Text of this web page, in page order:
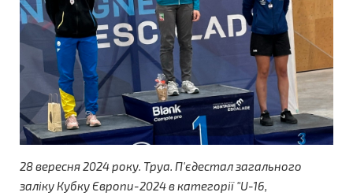
28 вересня 2024 року. Труа. П'єдестал загального
заліку Кубку Європи-2024 в категорії "U-16,